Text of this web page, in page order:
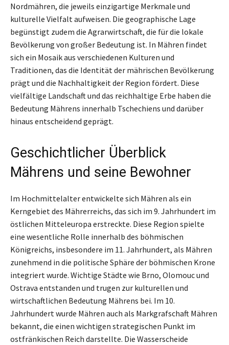
Nordmähren, die jeweils einzigartige Merkmale und
kulturelle Vielfalt aufweisen. Die geographische Lage
begünstigt zudem die Agrarwirtschaft, die für die lokale
Bevölkerung von großer Bedeutung ist. In Mähren findet
sich ein Mosaik aus verschiedenen Kulturen und
Traditionen, das die Identität der mährischen Bevölkerung
prägt und die Nachhaltigkeit der Region fördert. Diese
vielfältige Landschaft und das reichhaltige Erbe haben die
Bedeutung Mährens innerhalb Tschechiens und darüber
hinaus entscheidend geprägt.
Geschichtlicher Überblick
Mährens und seine Bewohner
Im Hochmittelalter entwickelte sich Mähren als ein
Kerngebiet des Mährerreichs, das sich im 9. Jahrhundert im
östlichen Mitteleuropa erstreckte. Diese Region spielte
eine wesentliche Rolle innerhalb des böhmischen
Königreichs, insbesondere im 11. Jahrhundert, als Mähren
zunehmend in die politische Sphäre der böhmischen Krone
integriert wurde. Wichtige Städte wie Brno, Olomouc und
Ostrava entstanden und trugen zur kulturellen und
wirtschaftlichen Bedeutung Mährens bei. Im 10.
Jahrhundert wurde Mähren auch als Markgrafschaft Mähren
bekannt, die einen wichtigen strategischen Punkt im
ostfränkischen Reich darstellte. Die Wasserscheide